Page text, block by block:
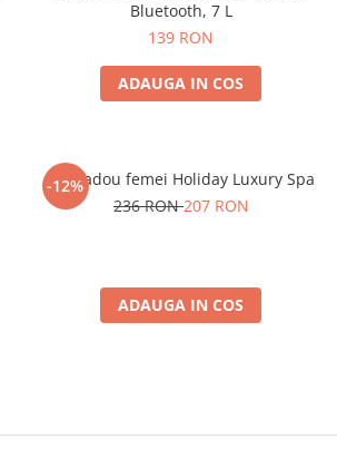
Bluetooth, 7 L
139 RON
ADAUGA IN COS
-12%
Set cadou femei Holiday Luxury Spa
236 RON207 RON
ADAUGA IN COS